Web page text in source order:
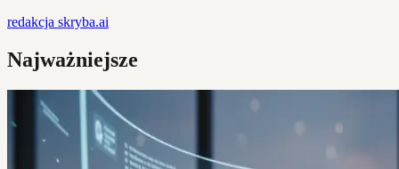
redakcja skryba.ai
Najważniejsze